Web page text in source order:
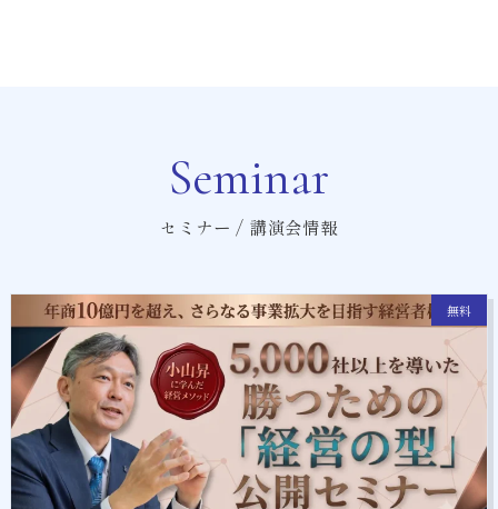
Seminar
セミナー / 講演会情報
無料